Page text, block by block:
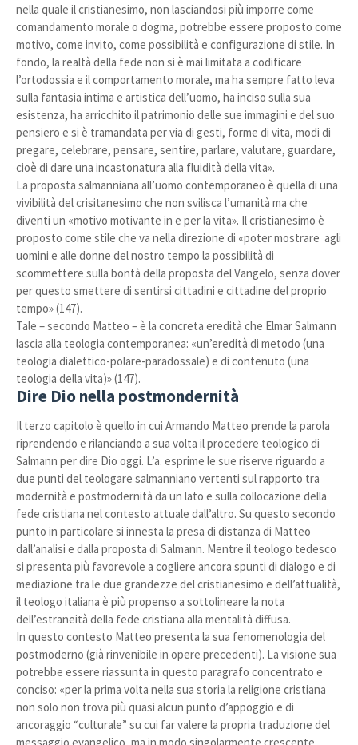
nella quale il cristianesimo, non lasciandosi più imporre come
comandamento morale o dogma, potrebbe essere proposto come
motivo, come invito, come possibilità e configurazione di stile. In
fondo, la realtà della fede non si è mai limitata a codificare
l’ortodossia e il comportamento morale, ma ha sempre fatto leva
sulla fantasia intima e artistica dell’uomo, ha inciso sulla sua
esistenza, ha arricchito il patrimonio delle sue immagini e del suo
pensiero e si è tramandata per via di gesti, forme di vita, modi di
pregare, celebrare, pensare, sentire, parlare, valutare, guardare,
cioè di dare una incastonatura alla fluidità della vita».
La proposta salmanniana all’uomo contemporaneo è quella di una
vivibilità del crisitanesimo che non svilisca l’umanità ma che
diventi un «motivo motivante in e per la vita». Il cristianesimo è
proposto come stile che va nella direzione di «poter mostrare agli
uomini e alle donne del nostro tempo la possibilità di
scommettere sulla bontà della proposta del Vangelo, senza dover
per questo smettere di sentirsi cittadini e cittadine del proprio
tempo» (147).
Tale – secondo Matteo – è la concreta eredità che Elmar Salmann
lascia alla teologia contemporanea: «un’eredità di metodo (una
teologia dialettico-polare-paradossale) e di contenuto (una
teologia della vita)» (147).
Dire Dio nella postmondernità
Il terzo capitolo è quello in cui Armando Matteo prende la parola
riprendendo e rilanciando a sua volta il procedere teologico di
Salmann per dire Dio oggi. L’a. esprime le sue riserve riguardo a
due punti del teologare salmanniano vertenti sul rapporto tra
modernità e postmodernità da un lato e sulla collocazione della
fede cristiana nel contesto attuale dall’altro. Su questo secondo
punto in particolare si innesta la presa di distanza di Matteo
dall’analisi e dalla proposta di Salmann. Mentre il teologo tedesco
si presenta più favorevole a cogliere ancora spunti di dialogo e di
mediazione tra le due grandezze del cristianesimo e dell’attualità,
il teologo italiana è più propenso a sottolineare la nota
dell’estraneità della fede cristiana alla mentalità diffusa.
In questo contesto Matteo presenta la sua fenomenologia del
postmoderno (già rinvenibile in opere precedenti). La visione sua
potrebbe essere riassunta in questo paragrafo concentrato e
conciso: «per la prima volta nella sua storia la religione cristiana
non solo non trova più quasi alcun punto d’appoggio e di
ancoraggio “culturale” su cui far valere la propria traduzione del